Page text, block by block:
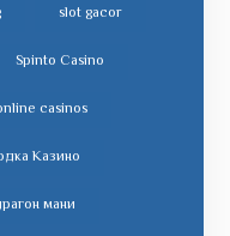
slot gacor
Spinto Casino
casinos
Казино
мани